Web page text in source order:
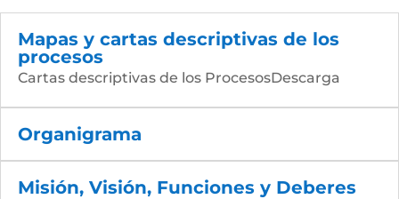
Mapas y cartas descriptivas de los
procesos
Cartas descriptivas de los ProcesosDescarga
Organigrama
Misión, Visión, Funciones y Deberes